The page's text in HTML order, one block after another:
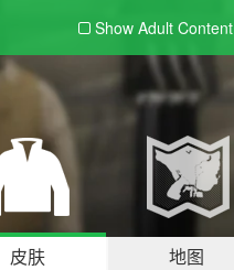
Show Adult Content
皮肤 地图